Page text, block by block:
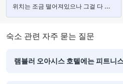
위치는 조금 떨어져있으나 그걸 다 뛰
어넘는 숙소!"
숙소 관련 자주 묻는 질문
램블러 오아시스 호텔에는 피트니